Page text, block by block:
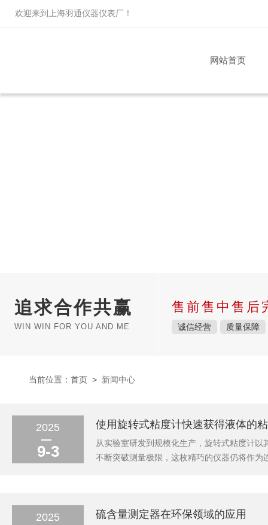
欢迎来到 上海羽通仪器仪表厂 ！
网站首页
追求合作共赢
WIN WIN FOR YOU AND ME
售前售中售后
诚信经营 质量保障
当前位置： 首页 > 新闻中心
2025
9-3
使用旋转式粘度计快速获得液体的
从实验室研发到规模化生产，旋转式粘度计
不断突破测量极限，这枚精巧的仪器仍将作
2025 硫含量测定器在环保领域的应用